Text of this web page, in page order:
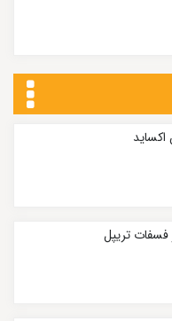
اکساید
تریپل